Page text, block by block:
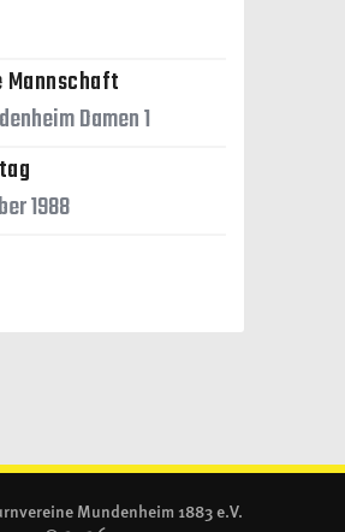
Damen 1
1988
Mundenheim 1883 e.V.